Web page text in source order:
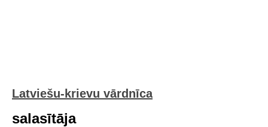
Latviešu-krievu vārdnīca
salasītāja